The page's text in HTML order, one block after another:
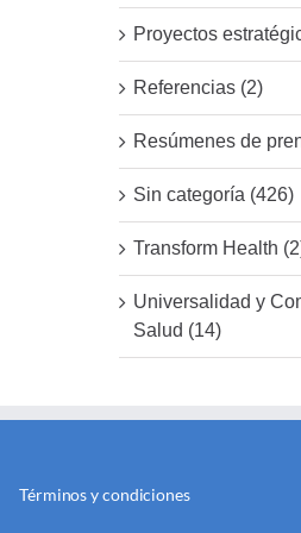
Proyectos
Referencias (2)
Resúmenes de
Sin categoría (426)
Transform Health
Universalidad y
Salud (14)
Términos y condiciones